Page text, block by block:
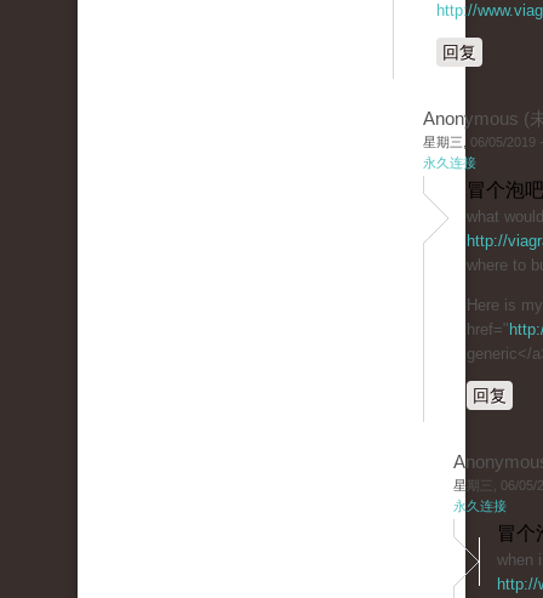
http://
回复
Anonymous (
星期三, 06/05/2019
永久连接
冒个泡
what
http://
where to
Here is
href="
generic</
回复
星期三, 06/05/
永久连接
冒个
when
http://